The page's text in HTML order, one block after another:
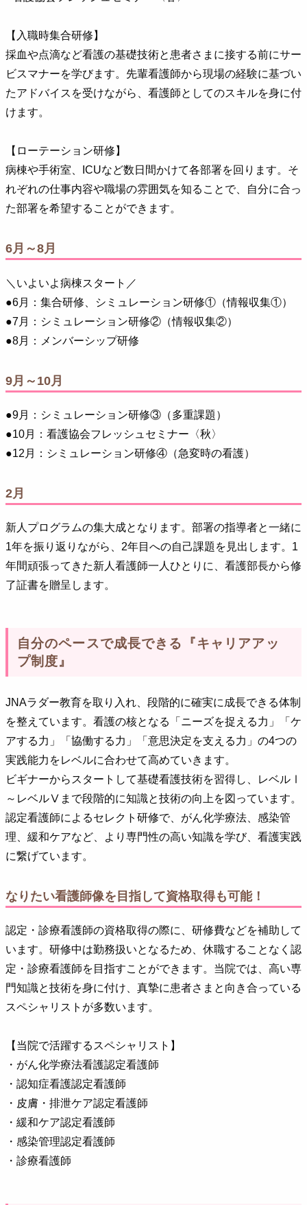
【入職時集合研修】
採血や点滴など看護の基礎技術と患者さまに接する前にサー
ビスマナーを学びます。先輩看護師から現場の経験に基づい
たアドバイスを受けながら、看護師としてのスキルを身に付
けます。
【ローテーション研修】
病棟や手術室、ICUなど数日間かけて各部署を回ります。そ
れぞれの仕事内容や職場の雰囲気を知ることで、自分に合っ
た部署を希望することができます。
6月～8月
＼いよいよ病棟スタート／
●6月：集合研修、シミュレーション研修①（情報収集①）
●7月：シミュレーション研修②（情報収集②）
●8月：メンバーシップ研修
9月～10月
●9月：シミュレーション研修③（多重課題）
●10月：看護協会フレッシュセミナー〈秋〉
●12月：シミュレーション研修④（急変時の看護）
2月
新人プログラムの集大成となります。部署の指導者と一緒に
1年を振り返りながら、2年目への自己課題を見出します。1
年間頑張ってきた新人看護師一人ひとりに、看護部長から修
了証書を贈呈します。
自分のペースで成長できる『キャリアアッ
プ制度』
JNAラダー教育を取り入れ、段階的に確実に成長できる体制
を整えています。看護の核となる「ニーズを捉える力」「ケ
アする力」「協働する力」「意思決定を支える力」の4つの
実践能力をレベルに合わせて高めていきます。
ビギナーからスタートして基礎看護技術を習得し、レベルⅠ
～レベルⅤまで段階的に知識と技術の向上を図っています。
認定看護師によるセレクト研修で、がん化学療法、感染管
理、緩和ケアなど、より専門性の高い知識を学び、看護実践
に繋げています。
なりたい看護師像を目指して資格取得も可能！
認定・診療看護師の資格取得の際に、研修費などを補助して
います。研修中は勤務扱いとなるため、休職することなく認
定・診療看護師を目指すことができます。当院では、高い専
門知識と技術を身に付け、真摯に患者さまと向き合っている
スペシャリストが多数います。
【当院で活躍するスペシャリスト】
・がん化学療法看護認定看護師
・認知症看護認定看護師
・皮膚・排泄ケア認定看護師
・緩和ケア認定看護師
・感染管理認定看護師
・診療看護師